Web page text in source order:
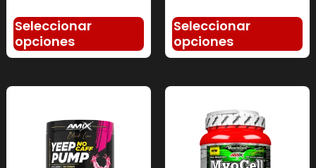
Seleccionar
opciones
Seleccionar
opciones